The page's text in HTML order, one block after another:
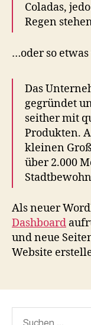
Coladas,
Regen
…oder so
Das
gegründet
seither mit
Produkten.
kleinen
über 2.000
Als neuer
Dashboard
und neue
Website